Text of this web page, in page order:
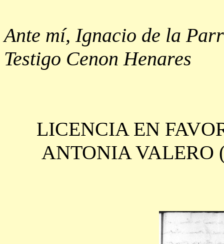
Ante mí, Ignacio de la
Testigo Cenon Henares
LICENCIA EN
ANTONIA VALERO